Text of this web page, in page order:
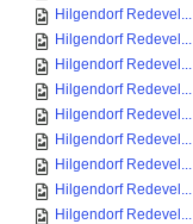
Hilgendorf Redevel...
Hilgendorf Redevel...
Hilgendorf Redevel...
Hilgendorf Redevel...
Hilgendorf Redevel...
Hilgendorf Redevel...
Hilgendorf Redevel...
Hilgendorf Redevel...
Hilgendorf Redevel...